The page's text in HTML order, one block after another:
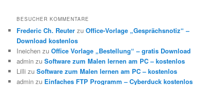
BESUCHER KOMMENTARE
Frederic Ch. Reuter zuOffice-Vorlage „Gesprächsnotiz“ –
Download kostenlos
Ineichen zuOffice Vorlage „Bestellung“ – gratis Download
admin zuSoftware zum Malen lernen am PC – kostenlos
Lilli zuSoftware zum Malen lernen am PC – kostenlos
admin zu Einfaches FTP Programm – Cyberduck kostenlos